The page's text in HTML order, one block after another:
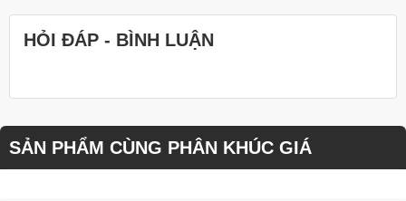
HỎI ĐÁP - BÌNH LUẬN
SẢN PHẨM CÙNG PHÂN KHÚC GIÁ